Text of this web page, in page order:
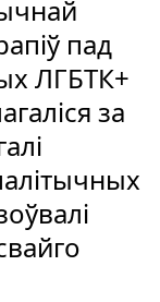
пад
ЛГБТК+
за